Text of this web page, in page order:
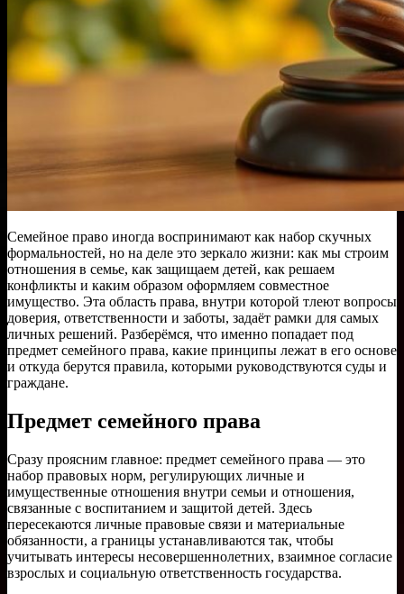
Семейное право иногда воспринимают как набор скучных
формальностей, но на деле это зеркало жизни: как мы строим
отношения в семье, как защищаем детей, как решаем
конфликты и каким образом оформляем совместное
имущество. Эта область права, внутри которой тлеют вопросы
доверия, ответственности и заботы, задаёт рамки для самых
личных решений. Разберёмся, что именно попадает под
предмет семейного права, какие принципы лежат в его основе
и откуда берутся правила, которыми руководствуются суды и
граждане.
Предмет семейного права
Сразу проясним главное: предмет семейного права — это
набор правовых норм, регулирующих личные и
имущественные отношения внутри семьи и отношения,
связанные с воспитанием и защитой детей. Здесь
пересекаются личные правовые связи и материальные
обязанности, а границы устанавливаются так, чтобы
учитывать интересы несовершеннолетних, взаимное согласие
взрослых и социальную ответственность государства.